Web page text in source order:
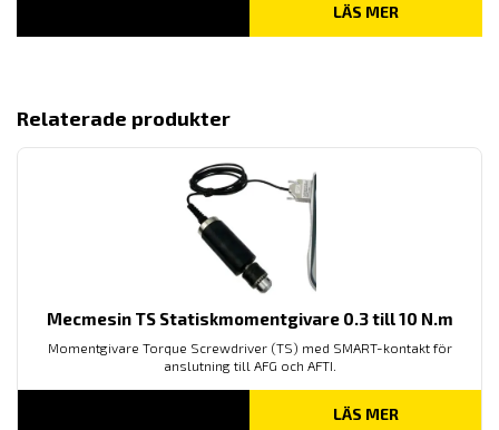
LÄS MER
Relaterade produkter
Mecmesin TS Statiskmomentgivare 0.3 till 10 N.m
Momentgivare Torque Screwdriver (TS) med SMART-kontakt för
anslutning till AFG och AFTI.
LÄS MER